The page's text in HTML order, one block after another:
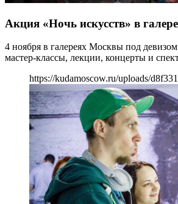
Акция «Ночь искусств» в
4 ноября в галереях Москвы под
мастер-классы, лекции, концерты и
https://kudamoscow.ru/uploads/